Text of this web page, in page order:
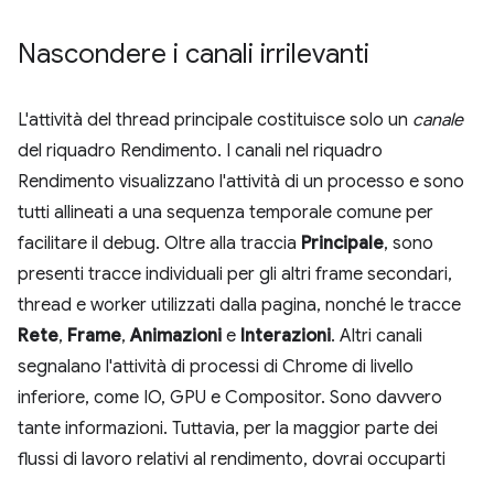
Nascondere i canali irrilevanti
L'attività del thread principale costituisce solo un canale
del riquadro Rendimento. I canali nel riquadro
Rendimento visualizzano l'attività di un processo e sono
tutti allineati a una sequenza temporale comune per
facilitare il debug. Oltre alla traccia Principale, sono
presenti tracce individuali per gli altri frame secondari,
thread e worker utilizzati dalla pagina, nonché le tracce
Rete, Frame,Animazioni e Interazioni. Altri canali
segnalano l'attività di processi di Chrome di livello
inferiore, come IO, GPU e Compositor. Sono davvero
tante informazioni. Tuttavia, per la maggior parte dei
flussi di lavoro relativi al rendimento, dovrai occuparti